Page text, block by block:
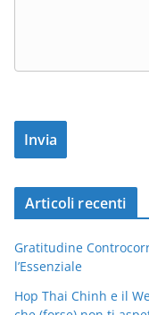
Articoli recenti
Gratitudine
l’Essenziale
Hop Thai Chinh e il